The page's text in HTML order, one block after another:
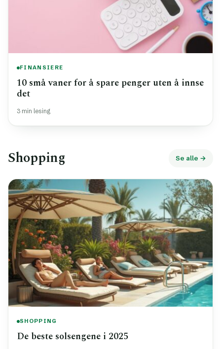
FINANSIERE
10 små vaner for å spare penger uten å innse
det
3 min lesing
Shopping Se alle →
SHOPPING
De beste solsengene i 2025